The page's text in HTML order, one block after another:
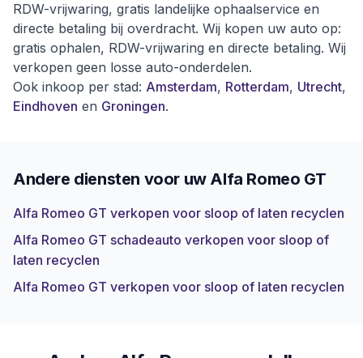
RDW-vrijwaring, gratis landelijke ophaalservice en
directe betaling bij overdracht. Wij kopen uw auto op:
gratis ophalen, RDW-vrijwaring en directe betaling. Wij
verkopen geen losse auto-onderdelen.
Ook inkoop per stad: Amsterdam, Rotterdam, Utrecht,
Eindhoven en Groningen.
Andere diensten voor uw Alfa Romeo GT
Alfa Romeo GT verkopen voor sloop of laten recyclen
Alfa Romeo GT schadeauto verkopen voor sloop of
laten recyclen
Alfa Romeo GT verkopen voor sloop of laten recyclen